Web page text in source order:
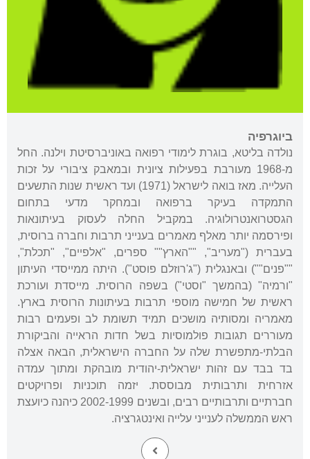
ביוגרפיה
נולדה בליטא, בוגרת לימודי רפואה באוניברסיטת וילנה. החל
מ-1968 מעורבת בפעילות ציונית ובמאבק ציבורי על זכות
העלייה. מאז בואה לישראל (1971) ועד ראשית שנות התשעים
התמקדה בעיקר ברפואה ובמחקר מדעי בתחום
הגסטרואנטרולוגיה. במקביל החלה לעסוק בעיתונאות
ופירסמה יותר מאלף מאמרים בענייני תרבות וחברה ברוסית,
בעברית ("מעריב", ""הארץ"" ספרים, "אלפיים", "תכלת",
""פנים"") ובאנגלית ("ג'רוזלם פוסט"). היתה ממייסדי העיתון
"ורמיה" (בהמשך "וסטי") בשפה הרוסית. מייסדת ועורכת
ראשית של חמישה מוספי תרבות בעיתונות הרוסית בארץ.
מאמריה ומסותיה מושכים תמיד תשומת לב ופעמים רבות
מעוררים תגובות פולמוסיות בשל חדות הראייה והביקורת
הבלתי-מתפשרת שלה על החברה הישראלית, הבאה אצלה
בד בבד עם זהות ישראלית-יהודית מובהקת ומתוך עמדה
אזרחית ותרבותית מבוססת. יזמה תוכניות ופרויקטים
חברתיים ותרבותיים רבים, ובשנים 2002-1999 כיהנה כיועצת
ראש הממשלה לענייני עלייה ואינטגרציה.